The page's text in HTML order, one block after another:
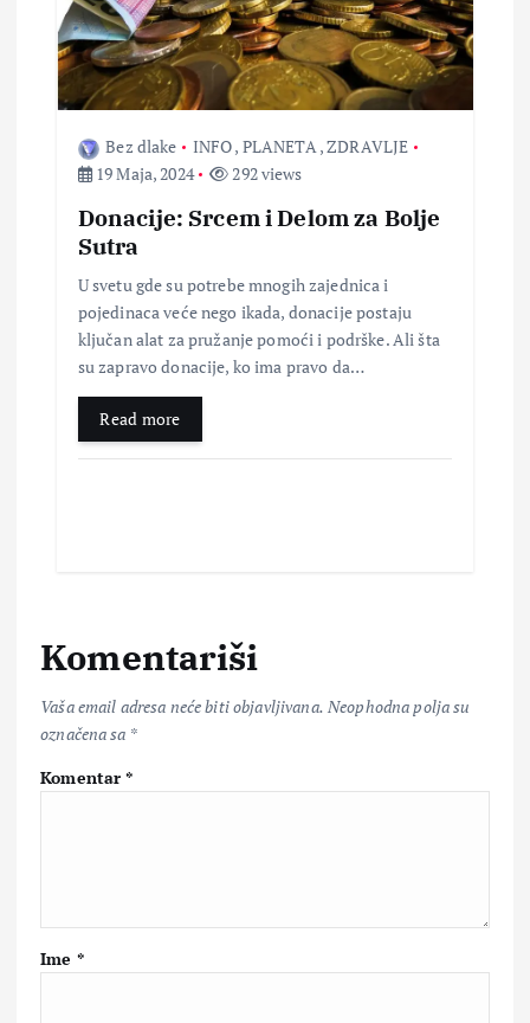
Bez dlake INFO, PLANETA,ZDRAVLJE
19 Maja, 2024
292 views
Donacije: Srcem i Delom za Bolje
Sutra
U svetu gde su potrebe mnogih zajednica i
pojedinaca veće nego ikada, donacije postaju
ključan alat za pružanje pomoći i podrške. Ali šta
su zapravo donacije, ko ima pravo da…
Read more
Komentariši
Vaša email adresa neće biti objavljivana. Neophodna polja su
označena sa *
Komentar*
Ime *